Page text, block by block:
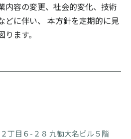
内容の変更、社会的変化、技術
どに伴い、 本方針を定期的に見
ます。
丁目６-２８ 九勧大名ビル５階